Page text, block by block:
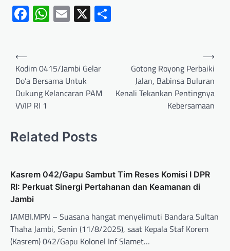
Facebook
WhatsApp
Email
X
⟵
Kodim 0415/Jambi Gelar
Do’a Bersama Untuk
Dukung Kelancaran PAM
VVIP RI 1
Gotong Royong Perbaiki
Jalan, Babinsa Buluran
Kenali Tekankan Pentingnya
Kebersamaan
⟶
Related Posts
Kasrem 042/Gapu Sambut Tim Reses Komisi I DPR
RI: Perkuat Sinergi Pertahanan dan Keamanan di
Jambi
JAMBI.MPN – Suasana hangat menyelimuti Bandara Sultan
Thaha Jambi, Senin (11/8/2025), saat Kepala Staf Korem
(Kasrem) 042/Gapu Kolonel Inf Slamet…